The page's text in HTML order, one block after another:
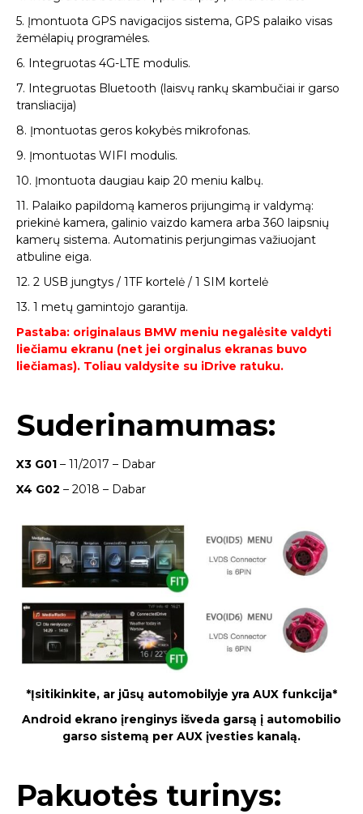
5. Įmontuota GPS navigacijos sistema, GPS palaiko visas
žemėlapių programėles.
6. Integruotas 4G-LTE modulis.
7. Integruotas Bluetooth (laisvų rankų skambučiai ir garso
transliacija)
8. Įmontuotas geros kokybės mikrofonas.
9. Įmontuotas WIFI modulis.
10. Įmontuota daugiau kaip 20 meniu kalbų.
11. Palaiko papildomą kameros prijungimą ir valdymą:
priekinė kamera, galinio vaizdo kamera arba 360 laipsnių
kamerų sistema. Automatinis perjungimas važiuojant
atbuline eiga.
12. 2 USB jungtys / 1TF kortelė / 1 SIM kortelė
13. 1 metų gamintojo garantija.
Pastaba: originalaus BMW meniu negalėsite valdyti
liečiamu ekranu (net jei orginalus ekranas buvo
liečiamas). Toliau valdysite su iDrive ratuku.
Suderinamumas:
X3 G01 – 11/2017 – Dabar
X4 G02 – 2018 – Dabar
*Įsitikinkite, ar jūsų automobilyje yra AUX funkcija*
Android ekrano įrenginys išveda garsą į automobilio
garso sistemą per AUX įvesties kanalą.
Pakuotės turinys: